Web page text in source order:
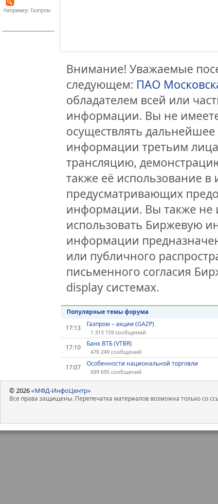
Например: Газпром
Внимание! Уважаемые
следующем: ПАО
обладателем всей или
информации. Вы не
осуществлять
информации третьим
трансляцию,
также её использование
предусматривающих
информации. Вы также не
использовать Биржевую
информации
или публичного
письменного согласия
display системах.
Популярные темы форума
17:13
Газпром – акции (GAZP)
1 313 159 сообщений
17:10 Банк ВТБ (VTBR)
476 249 сообщений
17:07 Особенности национальной торговли
699 695 сообщений
© 2026«МФД-ИнфоЦентр»
Все права защищены. Перепечатка материалов возможна только со